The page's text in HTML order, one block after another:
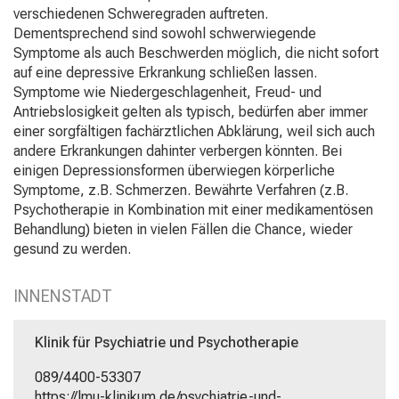
verschiedenen Schweregraden auftreten.
Dementsprechend sind sowohl schwerwiegende
Symptome als auch Beschwerden möglich, die nicht sofort
auf eine depressive Erkrankung schließen lassen.
Symptome wie Niedergeschlagenheit, Freud- und
Antriebslosigkeit gelten als typisch, bedürfen aber immer
einer sorgfältigen fachärztlichen Abklärung, weil sich auch
andere Erkrankungen dahinter verbergen könnten. Bei
einigen Depressionsformen überwiegen körperliche
Symptome, z.B. Schmerzen. Bewährte Verfahren (z.B.
Psychotherapie in Kombination mit einer medikamentösen
Behandlung) bieten in vielen Fällen die Chance, wieder
gesund zu werden.
INNENSTADT
Klinik für Psychiatrie und Psychotherapie
089/4400-53307
Informationen
zu
Jobs,
Ausbildungen
und
Weiterbildungen.
Kommen
Sie
vorbei,
tauschen
Sie
sich
mit
aus
sich